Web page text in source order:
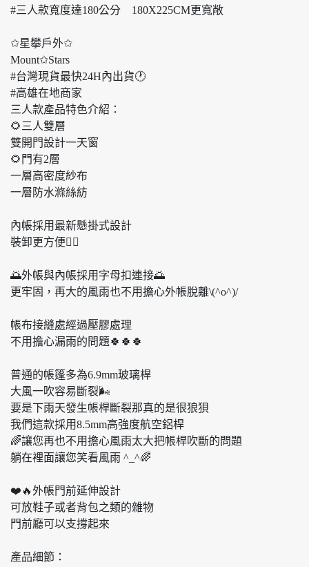
#三人款寬度達180公分 180X225CM更寬敞
✩星攀戶外✩
Mount✩Stars
#台灣現貨最快24H內出貨🕐
#高雄在地商家
三人款產品特色介紹：
🌻三人雙層
雙開門設計一天窗
🌻門有2層
一層高密度紗布
一層防水滌絲紡
內帳採用最新懸掛式設計
裝卸更方便👌🏻
🌅外帳與內帳採用字母扣連接🌅
更牢固，再大的風雨也不用擔心外帳脫離\(^o^)/
帳布接縫處經過壓膠處理
不用擔心漏雨的問題🍀🍀🍀
普通的帳篷多為6.9mm玻璃桿
大風一吹容易斷裂🌬
要是下雨天發生帳桿斷裂那真的是很狼狽
我們這款採用8.5mm高強度航空鋁桿
🌈讓您再也不用擔心風雨太大把帳桿吹斷的問題
躺在裡面讓您笑看風雨 ^_^🌈
❤️🔥外帳門前延伸設計
可放鞋子或者背包之類的雜物
門前廳可以支撐起來
產品細節：